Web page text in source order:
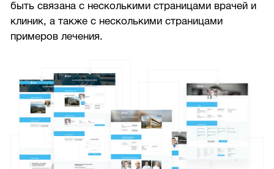
быть связана с несколькими страницами врачей и
клиник, а также с несколькими страницами
примеров лечения.